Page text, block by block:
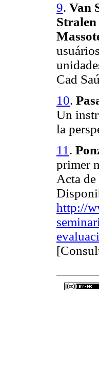
9. Van
Cad
10.
Un
la
11 .
primer
Acta
http://